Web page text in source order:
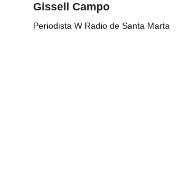
Gissell Campo
Periodista W Radio de Santa Marta